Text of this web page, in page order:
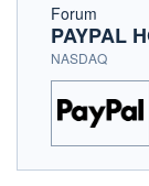
Forum
PAYPAL
NASDAQ